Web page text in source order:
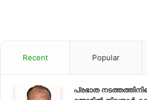
Recent Popular
പ്രഭാത